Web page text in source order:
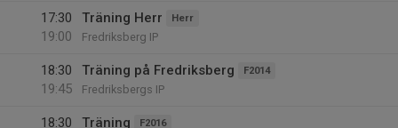
17:30
19:00
Träning Herr Herr
Fredriksberg IP
18:30
19:45
Träning på Fredriksberg F2014
Fredriksbergs IP
18:30
Träning F2016